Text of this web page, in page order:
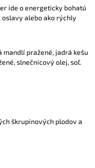
ide o energeticky bohatú
alebo ako rýchly
pražené, jadrá kešu
slnečnicový olej, soľ.
škrupinových plodov a